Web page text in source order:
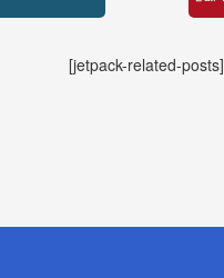
[jetpack-related-posts]